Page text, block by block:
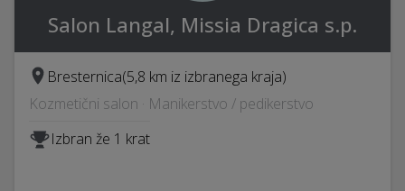
Salon Langal, Missia Dragica s.p.
Bresternica(5,8 km iz izbranega kraja)
Kozmetični salon · Manikerstvo / pedikerstvo
Izbran že 1 krat